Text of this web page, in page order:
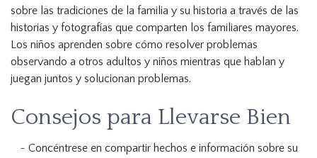
sobre las tradiciones de la familia y su historia a través de las
historias y fotografías que comparten los familiares mayores.
Los niños aprenden sobre cómo resolver problemas
observando a otros adultos y niños mientras que hablan y
juegan juntos y solucionan problemas.
Consejos para Llevarse Bien
Concéntrese en compartir hechos e información sobre su